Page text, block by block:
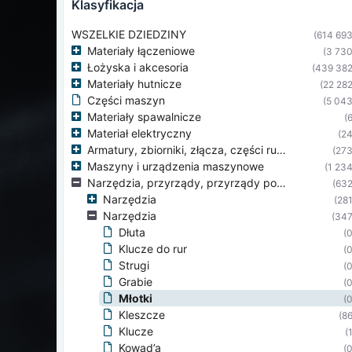
klasyfikacja
WSZELKIE DZIEDZINY (614
Materiały łączeniowe (3
Łożyska i akcesoria (439
Materiały hutnicze (22
Części maszyn (5
Materiały spawalnicze
Materiał elektryczny
Armatury, zbiorniki, złącza, części rurociągów
Maszyny i urządzenia maszynowe (1
Narzędzia, przyrządy, przyrządy pomiarowe
Narzędzia
Narzędzia
Dłuta
Klucze do rur
Strugi
Grabie
Młotki
Kleszcze
Klucze
Kowad’a